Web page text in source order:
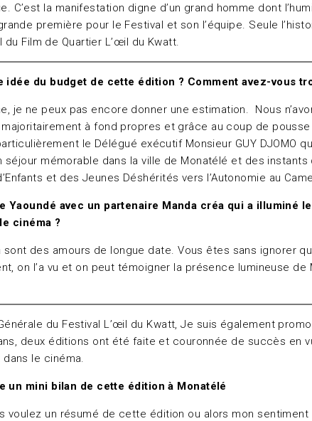
C’est la manifestation digne d’un grand homme dont
première pour le Festival et son l’équipe. Seule
Film de Quartier L’œil du Kwatt.
idée du budget de cette édition ? Comment avez-vous
je ne peux pas encore donner une estimation. Nous
à fond propres et grâce au coup de
le Délégué exécutif Monsieur GUY DJOMO
mémorable dans la ville de Monatélé et des
et des Jeunes Déshérités vers l’Autonomie au
Yaoundé avec un partenaire Manda créa qui a illuminé
cinéma ?
sont des amours de longue date. Vous êtes sans ignorer
on l’a vu et on peut témoigner la présence lumineuse
du Festival L’œil du Kwatt, Je suis également
deux éditions ont été faite et couronnée de succès
le cinéma.
un mini bilan de cette édition à Monatélé
voulez un résumé de cette édition ou alors mon sentiment